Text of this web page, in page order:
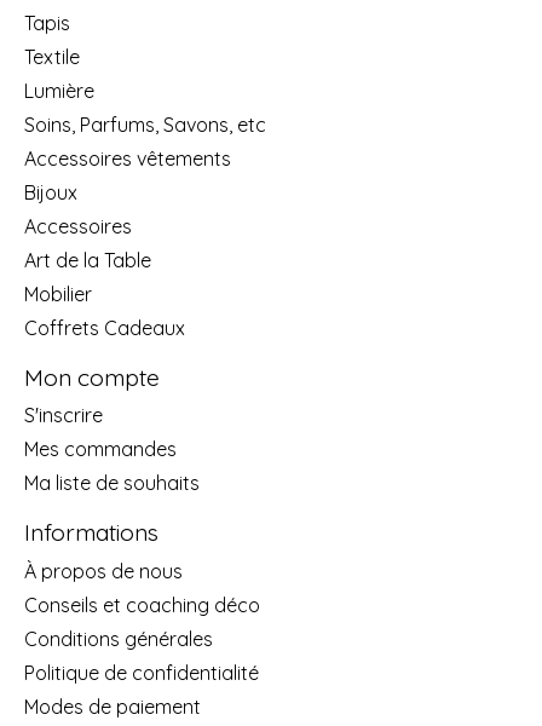
Tapis
Textile
Lumière
Soins, Parfums, Savons, etc
Accessoires vêtements
Bijoux
Accessoires
Art de la Table
Mobilier
Coffrets Cadeaux
Mon compte
S'inscrire
Mes commandes
Ma liste de souhaits
Informations
À propos de nous
Conseils et coaching déco
Conditions générales
Politique de confidentialité
Modes de paiement